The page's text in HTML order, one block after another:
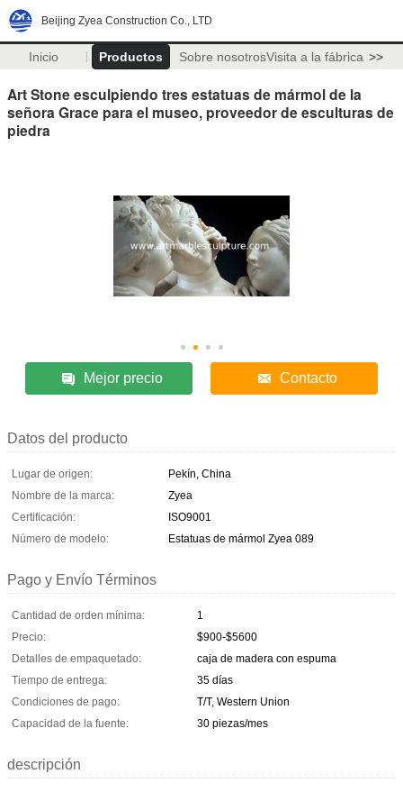
Beijing Zyea Construction Co., LTD
Inicio Productos Sobre nosotrosVisita a la fábrica >>
Art Stone esculpiendo tres estatuas de mármol de la
señora Grace para el museo, proveedor de esculturas de
piedra
Mejor precio Contacto
Datos del producto
Lugar de origen:
Pekín, China
Nombre de la marca:
Zyea
Certificación:
ISO9001
Número de modelo:
Estatuas de mármol Zyea 089
Pago y Envío Términos
Cantidad de orden mínima:
1
Precio:
$900-$5600
Detalles de empaquetado:
caja de madera con espuma
Tiempo de entrega:
35 días
Condiciones de pago:
T/T, Western Union
Capacidad de la fuente:
30 piezas/mes
descripción